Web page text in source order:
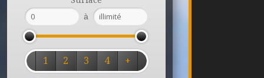
à
1 2 3 4 +